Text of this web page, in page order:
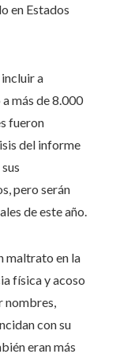
en Estados
a
más de 8.000
fueron
del informe
pero serán
de este año.
maltrato en la
física y acoso
nombres,
con su
eran más